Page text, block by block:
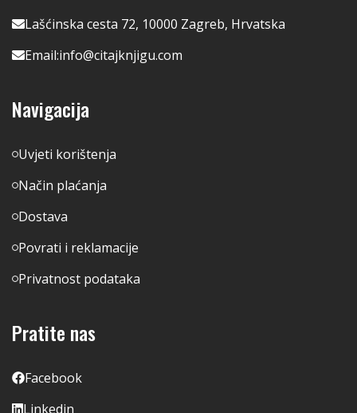
Lašćinska cesta 72, 10000 Zagreb, Hrvatska
Email:info@citajknjigu.com
Navigacija
Uvjeti korištenja
Način plaćanja
Dostava
Povrati i reklamacije
Privatnost podataka
Pratite nas
Facebook
Linkedin